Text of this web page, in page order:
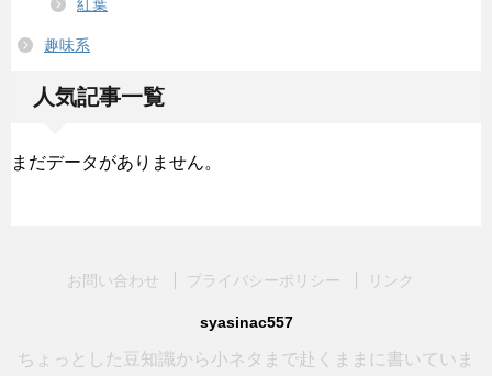
紅葉
趣味系
人気記事一覧
まだデータがありません。
お問い合わせ プライバシーポリシー リンク
syasinac557
ちょっとした豆知識から小ネタまで赴くままに書いていま